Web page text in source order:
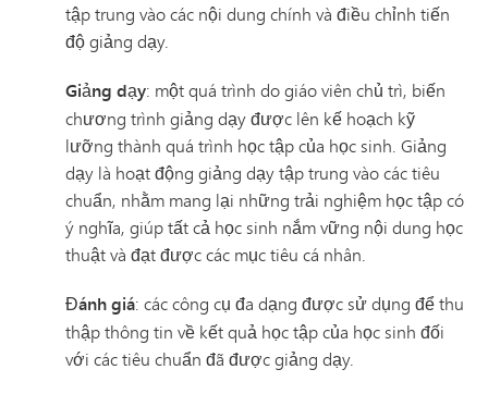
tập trung vào các nội dung chính và điều chỉnh tiến
độ giảng dạy.
Giảng dạy: một quá trình do giáo viên chủ trì, biến
chương trình giảng dạy được lên kế hoạch kỹ
lưỡng thành quá trình học tập của học sinh. Giảng
dạy là hoạt động giảng dạy tập trung vào các tiêu
chuẩn, nhằm mang lại những trải nghiệm học tập có
ý nghĩa, giúp tất cả học sinh nắm vững nội dung học
thuật và đạt được các mục tiêu cá nhân.
Đánh giá: các công cụ đa dạng được sử dụng để thu
thập thông tin về kết quả học tập của học sinh đối
với các tiêu chuẩn đã được giảng dạy.